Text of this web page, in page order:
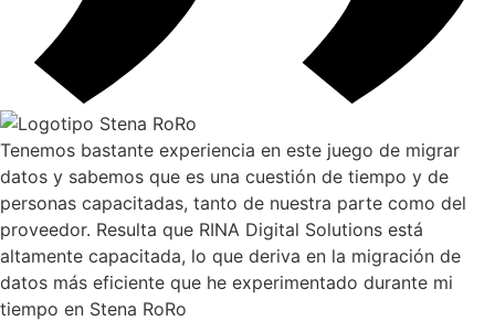
Tenemos bastante experiencia en este juego de migrar
datos y sabemos que es una cuestión de tiempo y de
personas capacitadas, tanto de nuestra parte como del
proveedor. Resulta que RINA Digital Solutions está
altamente capacitada, lo que deriva en la migración de
datos más eficiente que he experimentado durante mi
tiempo en Stena RoRo